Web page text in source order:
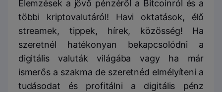
Elemzések a jövő pénzéről a Bitcoinról és a
többi kriptovalutáról! Havi oktatások, élő
streamek, tippek, hírek, közösség! Ha
szeretnél hatékonyan bekapcsolódni a
digitális valuták világába vagy ha már
ismerős a szakma de szeretnéd elmélyíteni a
tudásodat és profitálni a digitális pénz